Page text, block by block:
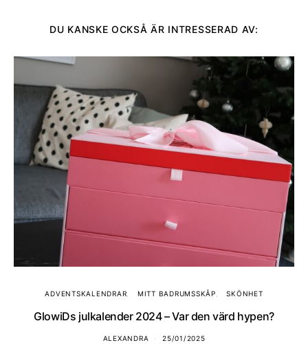
DU KANSKE OCKSÅ ÄR INTRESSERAD AV:
ADVENTSKALENDRAR MITT BADRUMSSKÅP SKÖNHET
GlowiDs julkalender 2024 – Var den värd hypen?
ALEXANDRA 25/01/2025